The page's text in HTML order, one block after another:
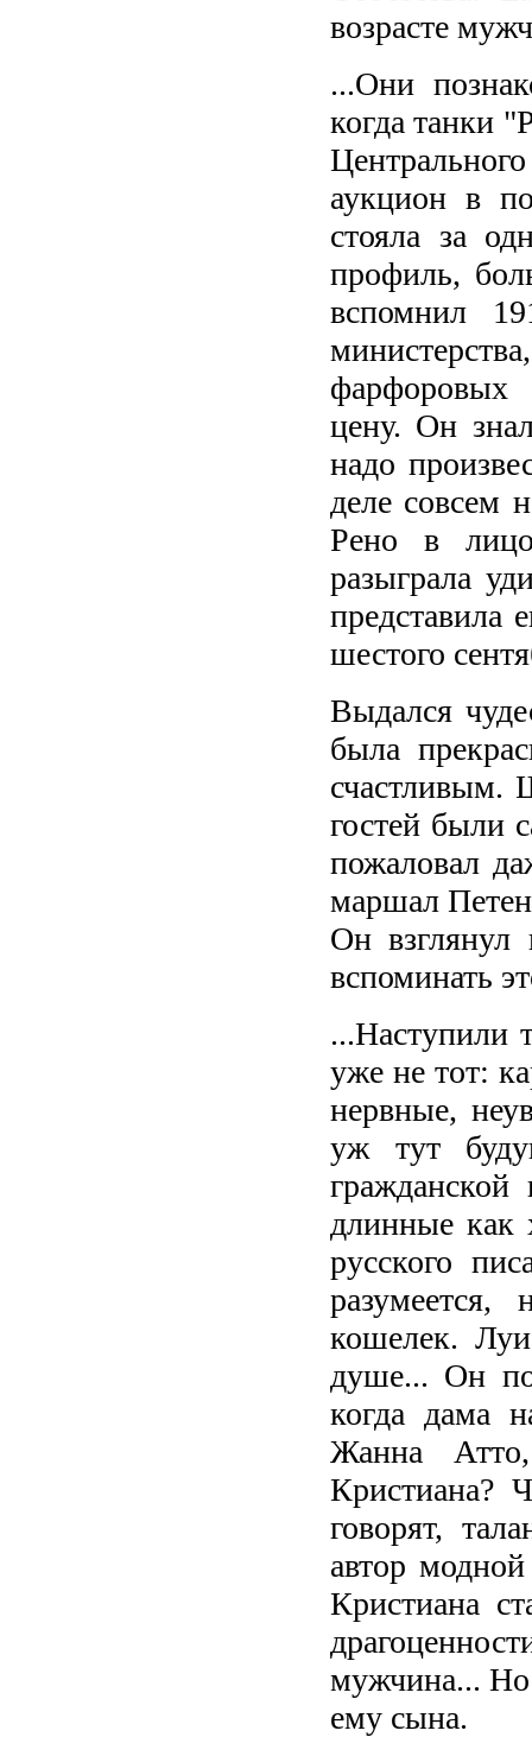
возрасте
...Они
когда танки
аукцион в
стояла за
профиль,
вспомнил
фарфоровых
цену. Он
надо
деле совсем
Рено в
разыграла
представила
шестого
Выдался
была
счастливым.
гостей были
пожаловал
маршал
Он взглянул
вспоминать
...Наступили
уже не тот:
нервные,
уж тут
длинные как
русского
кошелек.
душе... Он
когда дама
Жанна
Кристиана?
говорят,
автор
Кристиана
мужчина... Но
ему сына.